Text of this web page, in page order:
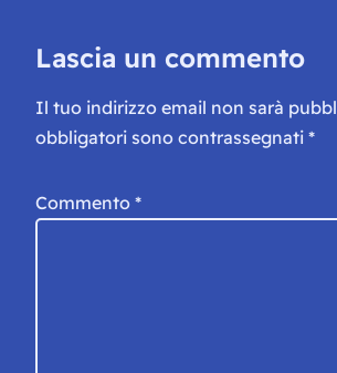
Lascia un commento
Il tuo indirizzo email non sarà
obbligatori sono contrassegnati *
Commento *